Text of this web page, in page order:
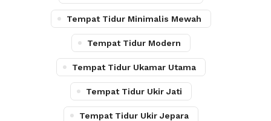
Tempat Tidur Minimalis Mewah
Tempat Tidur Modern
Tempat Tidur Ukamar Utama
Tempat Tidur Ukir Jati
Tempat Tidur Ukir Jepara